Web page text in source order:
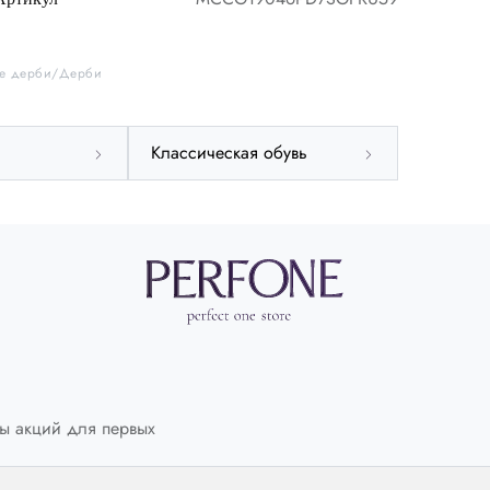
дерби Дерби
Классическая обувь
ИталияIT
Размер стельки СМ
акций для первых